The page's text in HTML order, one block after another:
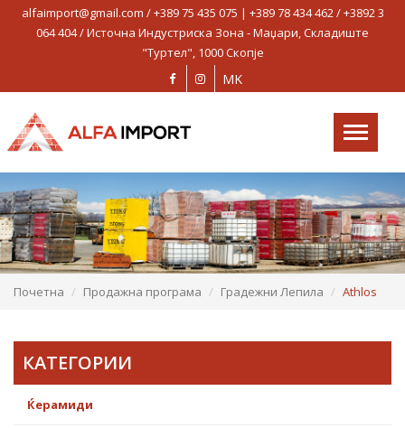
AlfaImport
ПРОФИЛ
ПРОДАЖНА ПРОГРАМА
ПРОЕКТИ
НОВОСТИ
КОНТАКТ
alfaimport@gmail.com / +389 75 435 075 | +389 78 434 462 / +3892 3
064 404 / Источна Индустриска Зона - Маџари, Складиште
"Туртел", 1000 Скопје
MK
Toggle
navigation
Почетна Продажна програма Градежни Лепила Athlos
КАТЕГОРИИ
Ќерамиди